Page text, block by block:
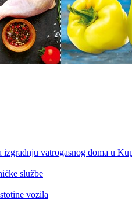
vatrogasnog doma u
službe
vozila